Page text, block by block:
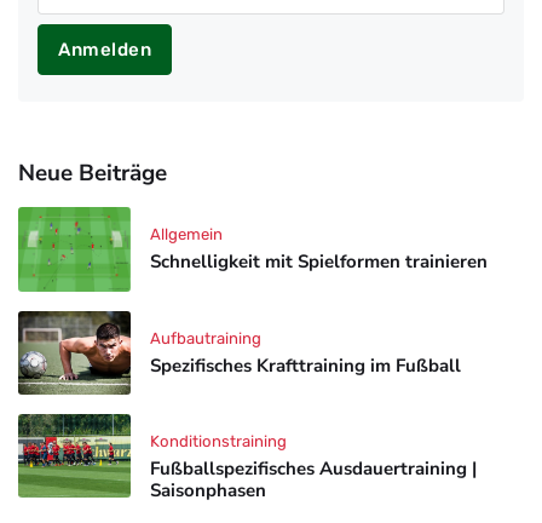
Anmelden
Neue Beiträge
Schnelligkeit mit Spielformen trainieren
Allgemein
Spezifisches Krafttraining im Fußball
Aufbautraining
Fußballspezifisches Ausdauertraining |
Saisonphasen
Konditionstraining